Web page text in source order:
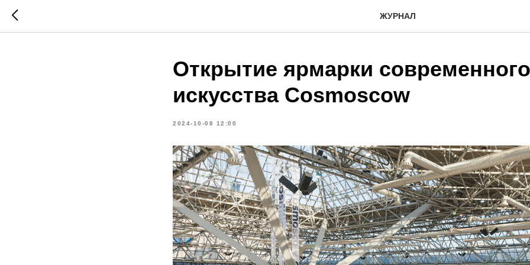
ЖУРНАЛ
Открытие ярмарки современного
искусства Cosmoscow
2024-10-08 12:00